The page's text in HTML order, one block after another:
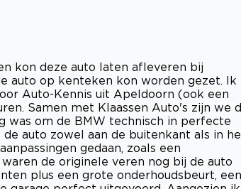
kon deze auto laten afleveren bij
auto op kenteken kon worden gezet. Ik
Auto-Kennis uit Apeldoorn (ook een
Samen met Klaassen Auto's zijn we
was om de BMW technisch in perfecte
auto zowel aan de buitenkant als in
gedaan, zoals een
de originele veren nog bij de auto
plus een grote onderhoudsbeurt, een